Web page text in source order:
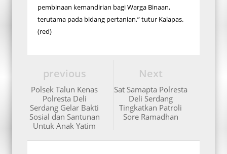
pembinaan kemandirian bagi Warga Binaan,
terutama pada bidang pertanian,” tutur Kalapas.
(red)
Next
Sat Samapta Polresta
Deli Serdang
Tingkatkan Patroli
Sore Ramadhan
previous
Polsek Talun Kenas
Polresta Deli
Serdang Gelar Bakti
Sosial dan Santunan
Untuk Anak Yatim